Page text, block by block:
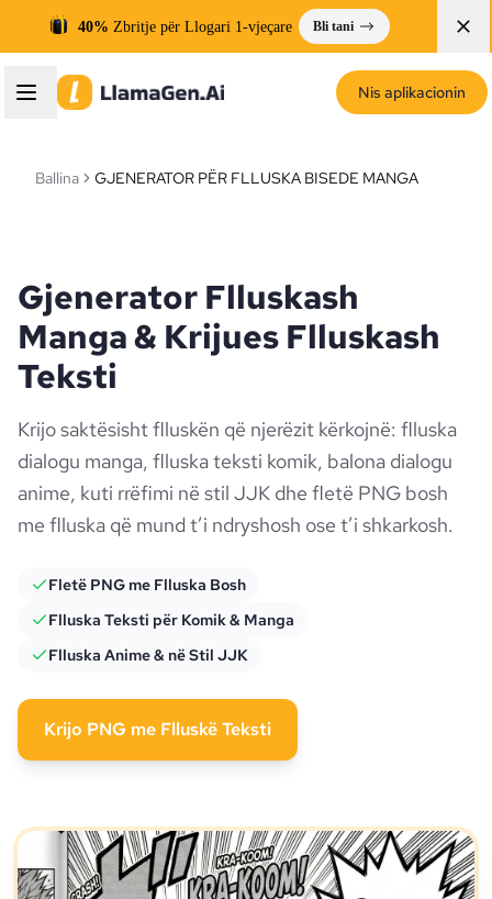
40% Zbritje për Llogari 1-vjeçare Bli tani
Nis aplikacionin
Ballina GJENERATOR PËR FLLUSKA BISEDE MANGA
Gjenerator Flluskash
Manga & Krijues Flluskash
Teksti
Krijo saktësisht flluskën që njerëzit kërkojnë: flluska
dialogu manga, flluska teksti komik, balona dialogu
anime, kuti rrëfimi në stil JJK dhe fletë PNG bosh
me flluska që mund t’i ndryshosh ose t’i shkarkosh.
Fletë PNG me Flluska Bosh
Flluska Teksti për Komik & Manga
Flluska Anime & në Stil JJK
Krijo PNG me Flluskë Teksti